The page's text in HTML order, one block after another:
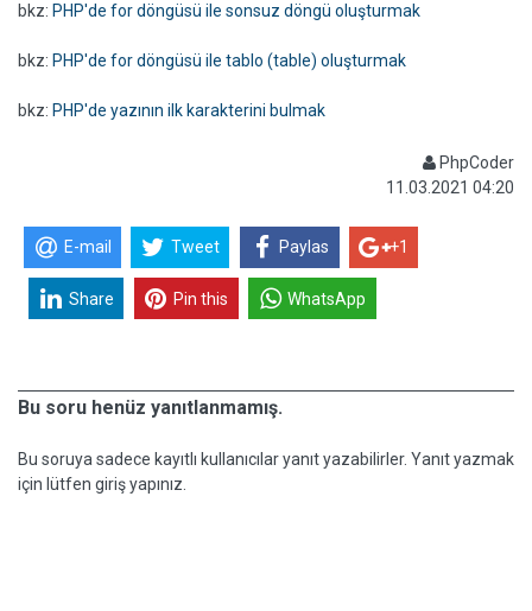
bkz: PHP'de for döngüsü ile sonsuz döngü oluşturmak
bkz: PHP'de for döngüsü ile tablo (table) oluşturmak
bkz: PHP'de yazının ilk karakterini bulmak
PhpCoder
11.03.2021 04:20
E-mail Tweet Paylas +1
Share Pin this WhatsApp
Bu soru henüz yanıtlanmamış.
Bu soruya sadece kayıtlı kullanıcılar yanıt yazabilirler. Yanıt yazmak
için lütfen giriş yapınız.